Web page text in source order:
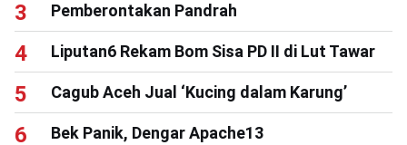
Pemberontakan Pandrah
Liputan6 Rekam Bom Sisa PD II di Lut Tawar
Cagub Aceh Jual ‘Kucing dalam Karung’
Bek Panik, Dengar Apache13